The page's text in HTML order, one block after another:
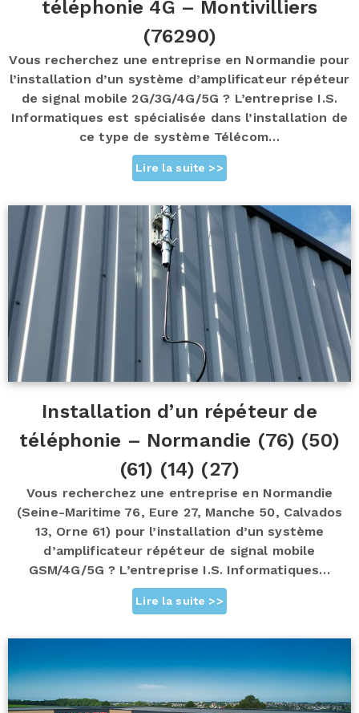
téléphonie 4G – Montivilliers
(76290)
Vous recherchez une entreprise en Normandie pour
l’installation d’un système d’amplificateur répéteur
de signal mobile 2G/3G/4G/5G ? L’entreprise I.S.
Informatiques est spécialisée dans l’installation de
ce type de système Télécom…
Lire la suite >>
Installation d’un répéteur de
téléphonie – Normandie (76) (50)
(61) (14) (27)
Vous recherchez une entreprise en Normandie
(Seine-Maritime 76, Eure 27, Manche 50, Calvados
13, Orne 61) pour l’installation d’un système
d’amplificateur répéteur de signal mobile
GSM/4G/5G ? L’entreprise I.S. Informatiques…
Lire la suite >>